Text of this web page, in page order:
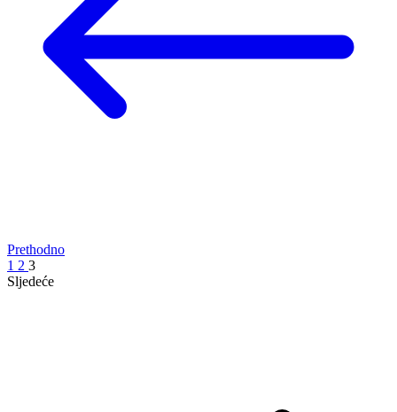
Prethodno
1 2 3
Sljedeće